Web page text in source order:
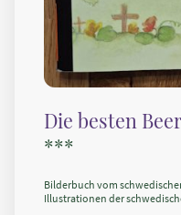
Die besten
***
Bilderbuch vom
Illustrationen der